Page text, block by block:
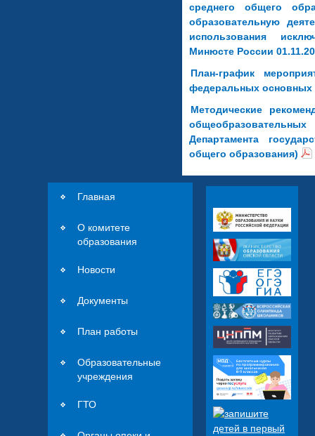
среднего общего
образовательную
использования
Минюсте России
План-график
федеральных основных
Методические
Департамента
общего образования)
Главная
О комитете
образования
Новости
Документы
План работы
Образовательные
учреждения
ГТО